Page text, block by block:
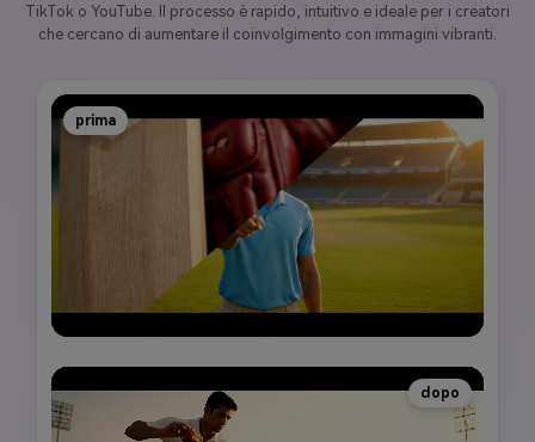
TikTok o YouTube. Il processo è rapido, intuitivo e ideale per i creatori
che cercano di aumentare il coinvolgimento con immagini vibranti.
prima
dopo